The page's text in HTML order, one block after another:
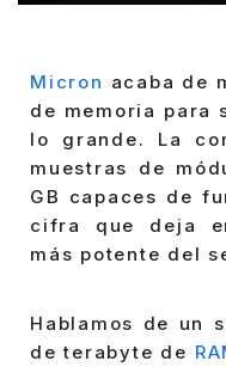
Micron acaba de
de memoria para
lo grande. La
muestras de
GB capaces de
cifra que deja
más potente del
Hablamos de un
de terabyte de